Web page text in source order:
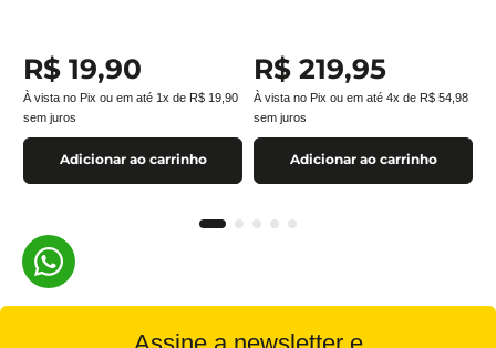
R$ 19,90
À vista no Pix ou em até 1x de R$ 19 90
sem juros
Adicionar ao carrinho
R$ 219,95
À vista no Pix ou em até 4x de R$ 54 98
sem juros
Adicionar ao carrinho